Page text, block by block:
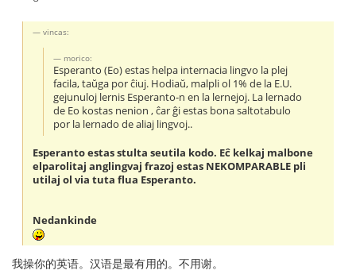
vincas:
morico:
Esperanto (Eo) estas helpa internacia lingvo la plej
facila, taŭga por ĉiuj. Hodiaŭ, malpli ol 1% de la E.U.
gejunuloj lernis Esperanto-n en la lernejoj. La lernado
de Eo kostas nenion , ĉar ĝi estas bona saltotabulo
por la lernado de aliaj lingvoj..
Esperanto estas stulta seutila kodo. Eĉ kelkaj malbone
elparolitaj anglingvaj frazoj estas NEKOMPARABLE pli
utilaj ol via tuta flua Esperanto.
Nedankinde
我操你的英语。汉语是最有用的。不用谢。